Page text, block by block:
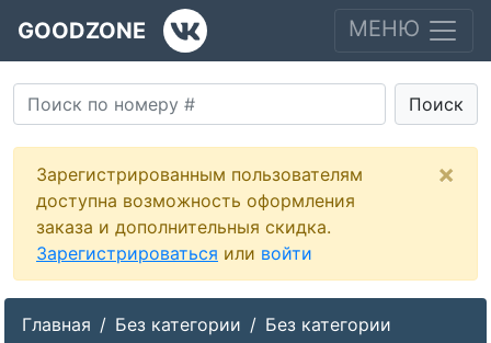
GOODZONE МЕНЮ
Поиск
Зарегистрированным пользователям
доступна возможность оформления
заказа и дополнительныя скидка.
Зарегистрироваться или войти
×
Главная Без категории Без категории